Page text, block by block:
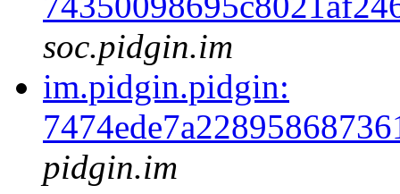
soc.pidgin.im
im.pidgin.pidgin:
pidgin.im